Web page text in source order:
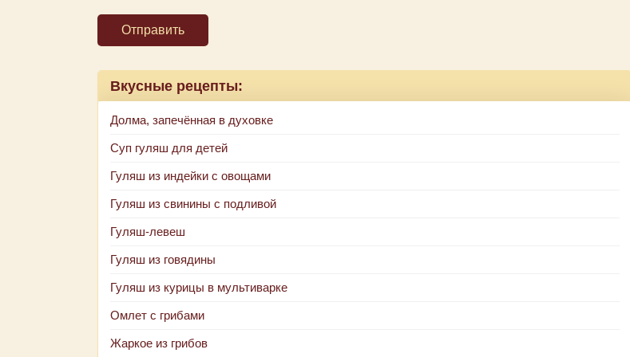
Отправить
Вкусные рецепты:
Долма, запечённая в духовке
Суп гуляш для детей
Гуляш из индейки с овощами
Гуляш из свинины с подливой
Гуляш-левеш
Гуляш из говядины
Гуляш из курицы в мультиварке
Омлет с грибами
Жаркое из грибов